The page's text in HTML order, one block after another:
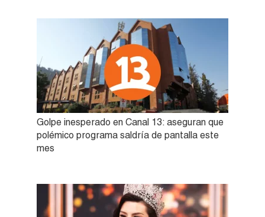
Golpe inesperado en Canal 13: aseguran que
polémico programa saldría de pantalla este
mes